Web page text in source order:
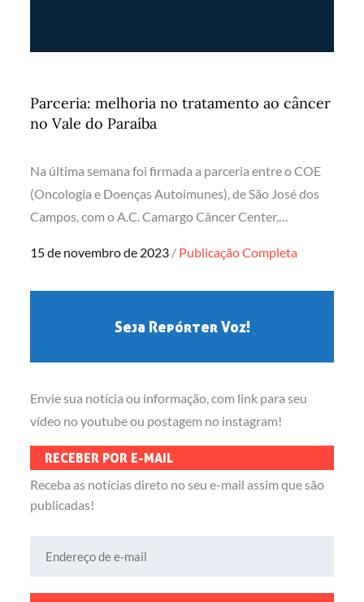
Parceria: melhoria no tratamento ao câncer
no Vale do Paraíba
Na última semana foi firmada a parceria entre o COE
(Oncologia e Doenças Autoimunes), de São José dos
Campos, com o A.C. Camargo Câncer Center,…
Posted
15 de novembro de 2023 Publicação Completa
Seja Repórter Voz!
Envie sua notícia ou informação, com link para seu
vídeo no youtube ou postagem no instagram!
RECEBER POR E-MAIL
Receba as notícias direto no seu e-mail assim que são
publicadas!